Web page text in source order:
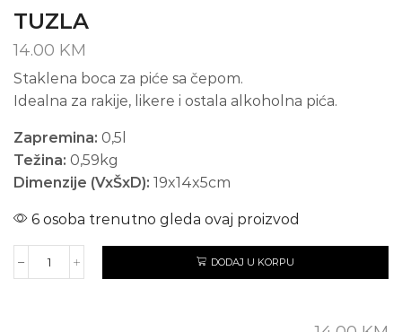
TUZLA
14.00 KM
Staklena boca za piće sa čepom.
Idealna za rakije, likere i ostala alkoholna pića.
Zapremina: 0,5l
Težina: 0,59kg
Dimenzije (VxŠxD): 19x14x5cm
6 osoba trenutno gleda ovaj proizvod
TUZLA
DODAJ U KORPU